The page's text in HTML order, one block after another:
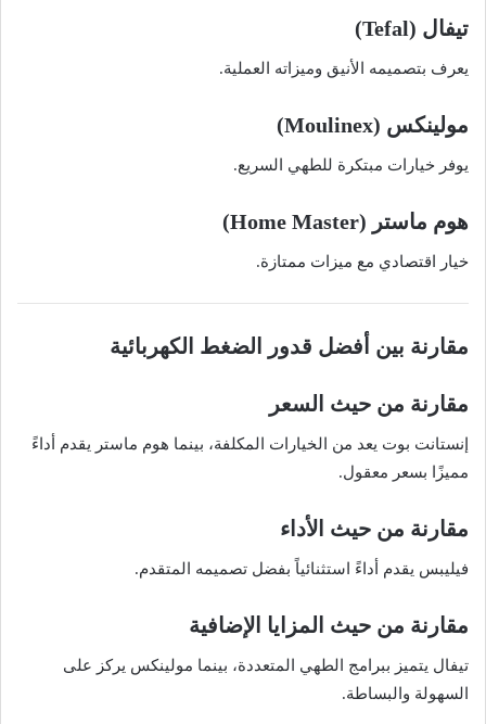
تيفال (Tefal)
يعرف بتصميمه الأنيق وميزاته العملية.
مولينكس (Moulinex)
يوفر خيارات مبتكرة للطهي السريع.
هوم ماستر (Home Master)
خيار اقتصادي مع ميزات ممتازة.
مقارنة بين أفضل قدور الضغط الكهربائية
مقارنة من حيث السعر
إنستانت بوت يعد من الخيارات المكلفة، بينما هوم ماستر يقدم أداءً
مميزًا بسعر معقول.
مقارنة من حيث الأداء
فيليبس يقدم أداءً استثنائياً بفضل تصميمه المتقدم.
مقارنة من حيث المزايا الإضافية
تيفال يتميز ببرامج الطهي المتعددة، بينما مولينكس يركز على
السهولة والبساطة.